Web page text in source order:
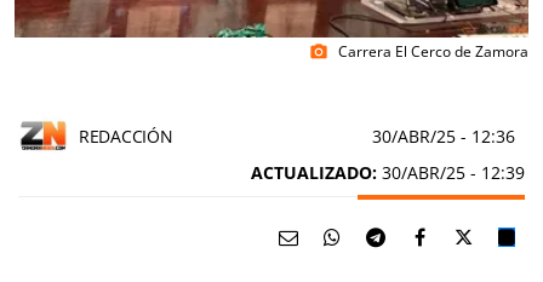
photo_camera Carrera El Cerco de Zamora
REDACCIÓN 30/ABR/25 - 12:36
ACTUALIZADO: 30/ABR/25 - 12:39